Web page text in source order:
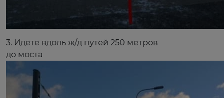
3. Идете вдоль ж/д путей 250 метров
до моста